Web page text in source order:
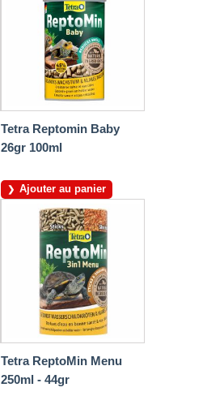
Tetra Reptomin Baby
26gr 100ml
Ajouter au panier
Tetra ReptoMin Menu
250ml - 44gr